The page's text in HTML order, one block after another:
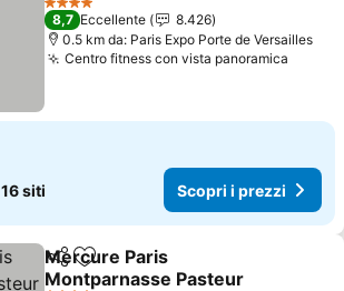
4 Stelle
8,7 Eccellente
8.426
0.5 km da: Paris Expo Porte de Versailles
Centro fitness con vista panoramica
16 siti Scopri i prezzi
CondividiAggiungi ai preferiti
Mercure Paris
Montparnasse Pasteur